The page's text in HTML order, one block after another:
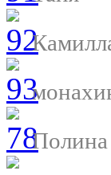
Полина